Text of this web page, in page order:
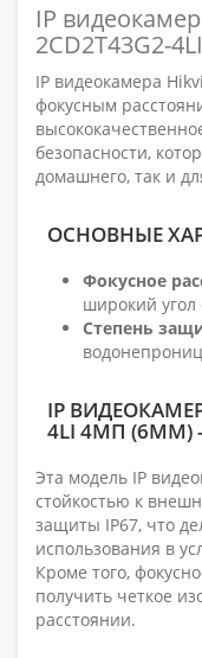
IP
2CD2T43G2-
IP видеокамера
фокусным
безопасности,
домашнего, так и
ОСНОВНЫЕ
Фокусное
широкий угол
Степень
IP
4LI 4МП (6ММ)
Эта модель IP
стойкостью к
защиты IP67, что
использования в
Кроме того,
получить четкое
расстоянии.